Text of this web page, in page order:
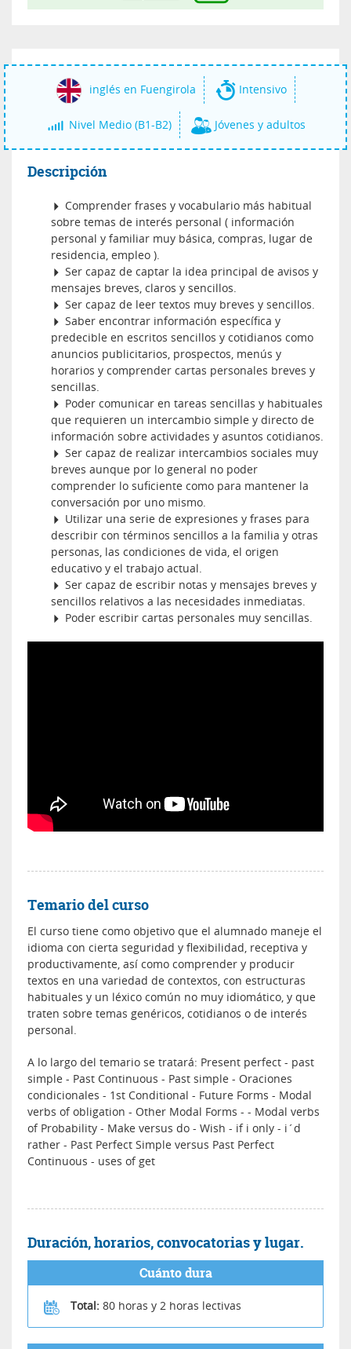
inglés en Fuengirola Intensivo
Nivel Medio (B1-B2) Jóvenes y adultos
Descripción
Comprender frases y vocabulario más habitual
sobre temas de interés personal ( información
personal y familiar muy básica, compras, lugar de
residencia, empleo ).
Ser capaz de captar la idea principal de avisos y
mensajes breves, claros y sencillos.
Ser capaz de leer textos muy breves y sencillos.
Saber encontrar información específica y
predecible en escritos sencillos y cotidianos como
anuncios publicitarios, prospectos, menús y
horarios y comprender cartas personales breves y
sencillas.
Poder comunicar en tareas sencillas y habituales
que requieren un intercambio simple y directo de
información sobre actividades y asuntos cotidianos.
Ser capaz de realizar intercambios sociales muy
breves aunque por lo general no poder
comprender lo suficiente como para mantener la
conversación por uno mismo.
Utilizar una serie de expresiones y frases para
describir con términos sencillos a la familia y otras
personas, las condiciones de vida, el origen
educativo y el trabajo actual.
Ser capaz de escribir notas y mensajes breves y
sencillos relativos a las necesidades inmediatas.
Poder escribir cartas personales muy sencillas.
Temario del curso
El curso tiene como objetivo que el alumnado maneje el
idioma con cierta seguridad y flexibilidad, receptiva y
productivamente, así como comprender y producir
textos en una variedad de contextos, con estructuras
habituales y un léxico común no muy idiomático, y que
traten sobre temas genéricos, cotidianos o de interés
personal.
A lo largo del temario se tratará: Present perfect - past
simple - Past Continuous - Past simple - Oraciones
condicionales - 1st Conditional - Future Forms - Modal
verbs of obligation - Other Modal Forms - - Modal verbs
of Probability - Make versus do - Wish - if i only - i´d
rather - Past Perfect Simple versus Past Perfect
Continuous - uses of get
Duración, horarios, convocatorias y lugar.
Cuánto dura
Total: 80 horas y 2 horas lectivas